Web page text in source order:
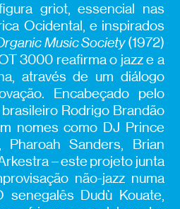
griot, essencial nas
Ocidental, e inspirados
Music Society(1972)
3000 reafirma o jazz e a
através de um diálogo
Encabeçado pelo
Rodrigo Brandão
nomes como DJ Prince
Sanders, Brian
– este projeto junta
não-jazz numa
senegalês Dudù Kouate,